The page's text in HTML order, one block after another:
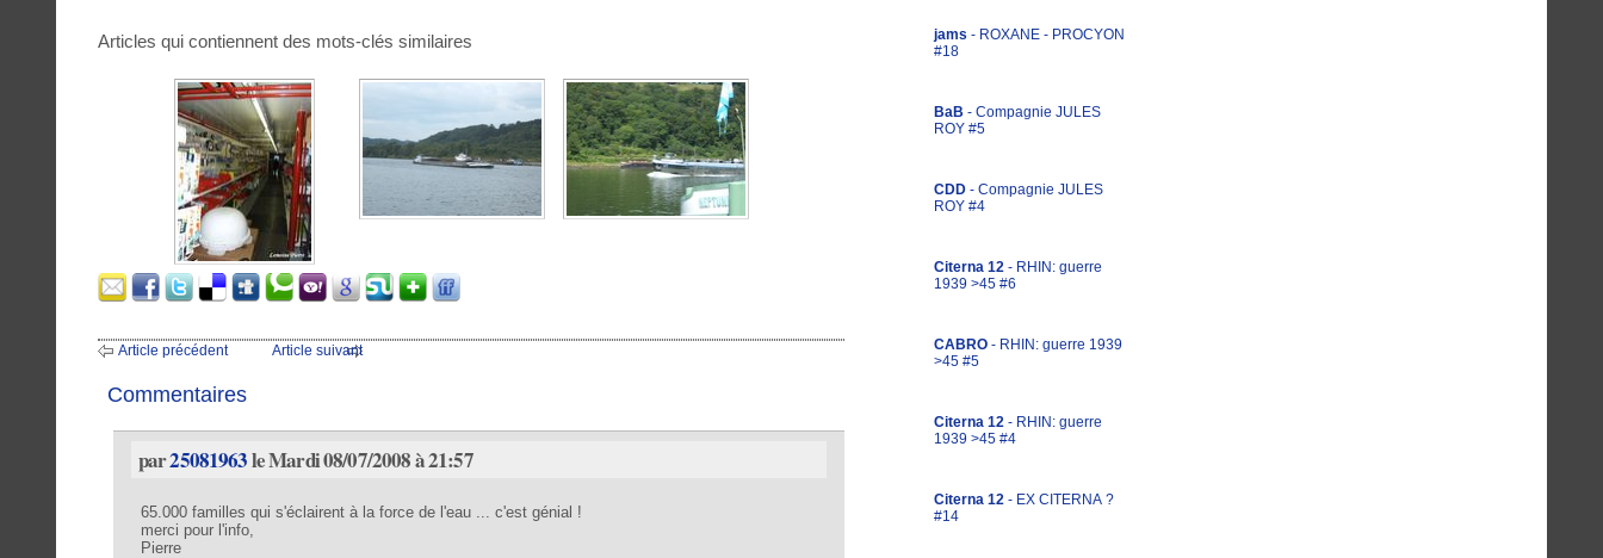
Articles qui contiennent des mots-clés similaires
Article précédent Article suivant
Commentaires
par25081963le Mardi 08/07/2008 à 21:57
65.000 familles qui s'éclairent à la force de l'eau ... c'est génial !
merci pour l'info,
Pierre
jams - ROXANE - PROCYON
#18
BaB - Compagnie JULES
ROY #5
CDD - Compagnie JULES
ROY #4
Citerna 12 - RHIN: guerre
1939 >45 #6
CABRO - RHIN: guerre 1939
>45 #5
Citerna 12 - RHIN: guerre
1939 >45 #4
Citerna 12 - EX CITERNA ?
#14